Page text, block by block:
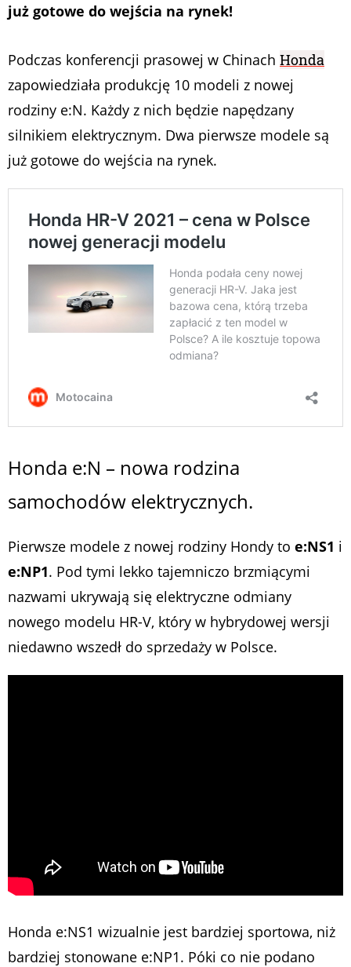
już gotowe do wejścia na rynek!
Podczas konferencji prasowej w Chinach Honda
zapowiedziała produkcję 10 modeli z nowej
rodziny e:N. Każdy z nich będzie napędzany
silnikiem elektrycznym. Dwa pierwsze modele są
już gotowe do wejścia na rynek.
Honda e:N – nowa rodzina
samochodów elektrycznych.
Pierwsze modele z nowej rodziny Hondy to e:NS1 i
e:NP1. Pod tymi lekko tajemniczo brzmiącymi
nazwami ukrywają się elektryczne odmiany
nowego modelu HR-V, który w hybrydowej wersji
niedawno wszedł do sprzedaży w Polsce.
Honda e:NS1 wizualnie jest bardziej sportowa, niż
bardziej stonowane e:NP1. Póki co nie podano